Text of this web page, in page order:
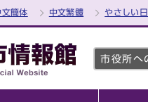
文簡体 中文繁體 やさしい
市役所へ